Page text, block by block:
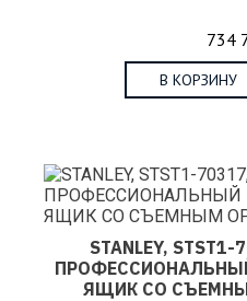
734
В КОРЗИНУ
STANLEY,
ЯЩИК СО